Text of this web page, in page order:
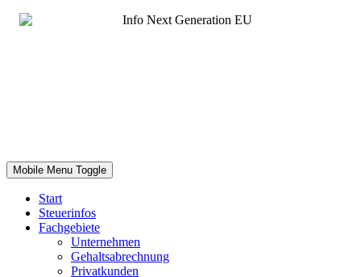
Mobile Menu Toggle
Start
Steuerinfos
Fachgebiete
Unternehmen
Gehaltsabrechnung
Privatkunden